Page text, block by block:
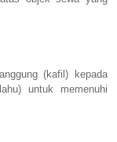
(kafil) kepada
untuk memenuhi